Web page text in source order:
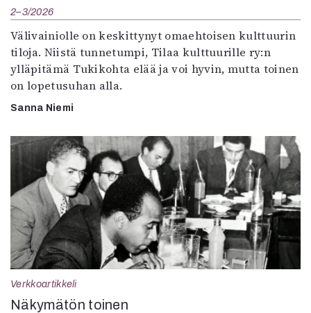
2–3/2026
Välivainiolle on keskittynyt omaehtoisen kulttuurin
tiloja. Niistä tunnetumpi, Tilaa kulttuurille ry:n
ylläpitämä Tukikohta elää ja voi hyvin, mutta toinen
on lopetusuhan alla.
Sanna Niemi
Verkkoartikkeli
Näkymätön toinen